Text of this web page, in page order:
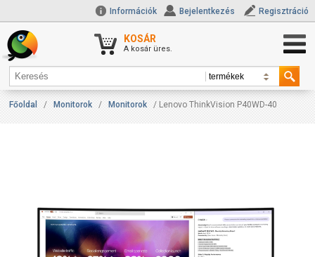
Információk Bejelentkezés Regisztráció
KOSÁR
A kosár üres.
Főoldal / Monitorok / Monitorok / Lenovo ThinkVision P40WD-40